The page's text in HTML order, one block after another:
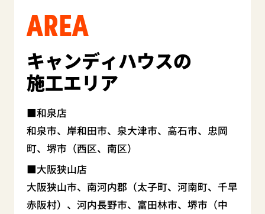
AREA
キャンディハウスの
施工エリア
和泉店
和泉市、岸和田市、泉大津市、高石市、忠岡
町、堺市（西区、南区）
大阪狭山店
大阪狭山市、南河内郡（太子町、河南町、千早
赤阪村）、河内長野市、富田林市、堺市（中